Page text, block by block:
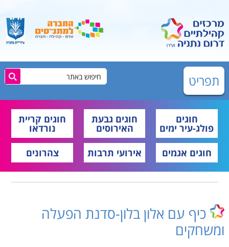
תפריט
חוגים
פולג-עיר ימים
חוגים גבעת
האירוסים
חוגים קריית
נורדאו
חוגים אגמים
אירועי תרבות צהרונים
כיף עם אלון בלון-סדנת הפעלה
ומשחקים